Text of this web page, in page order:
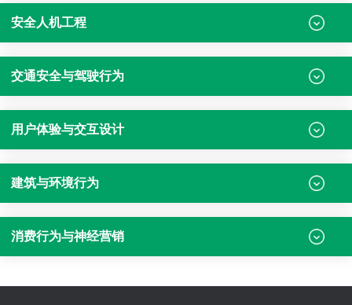
安全人机工程
交通安全与驾驶行为
用户体验与交互设计
建筑与环境行为
消费行为与神经营销